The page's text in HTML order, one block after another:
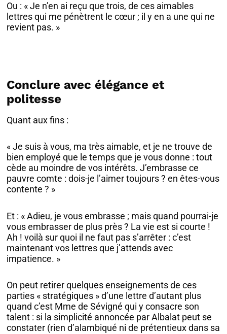
Ou : « Je n’en ai reçu que trois, de ces aimables
lettres qui me pénètrent le cœur ; il y en a une qui ne
revient pas. »
Conclure avec élégance et
politesse
Quant aux fins :
« Je suis à vous, ma très aimable, et je ne trouve de
bien employé que le temps que je vous donne : tout
cède au moindre de vos intérêts. J’embrasse ce
pauvre comte : dois-je l’aimer toujours ? en êtes-vous
contente ? »
Et : « Adieu, je vous embrasse ; mais quand pourrai-je
vous embrasser de plus près ? La vie est si courte !
Ah ! voilà sur quoi il ne faut pas s’arrêter : c’est
maintenant vos lettres que j’attends avec
impatience. »
On peut retirer quelques enseignements de ces
parties « stratégiques » d’une lettre d’autant plus
quand c’est Mme de Sévigné qui y consacre son
talent : si la simplicité annoncée par Albalat peut se
constater (rien d’alambiqué ni de prétentieux dans sa